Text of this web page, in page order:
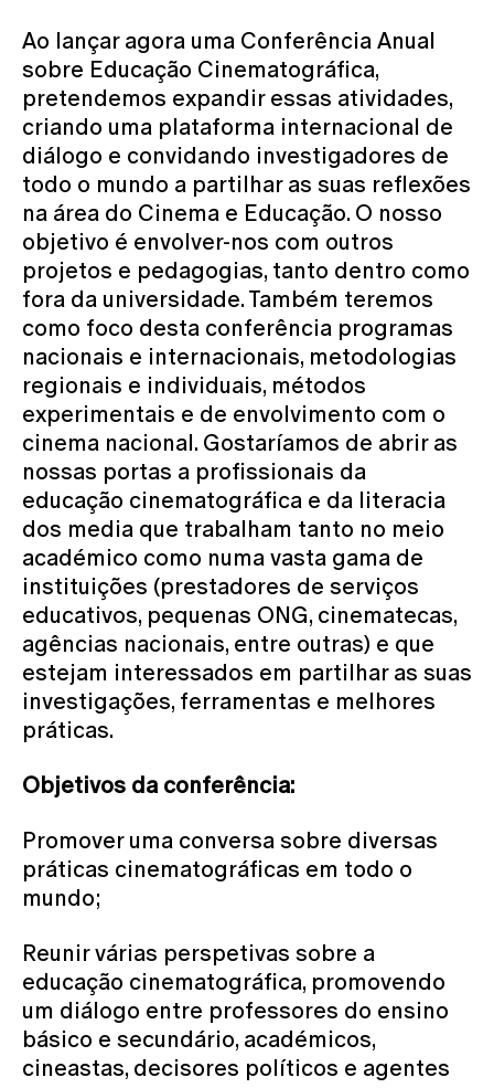
Ao lançar agora uma Conferência Anual
sobre Educação Cinematográfica,
pretendemos expandir essas atividades,
criando uma plataforma internacional de
diálogo e convidando investigadores de
todo o mundo a partilhar as suas reflexões
na área do Cinema e Educação. O nosso
objetivo é envolver-nos com outros
projetos e pedagogias, tanto dentro como
fora da universidade. Também teremos
como foco desta conferência programas
nacionais e internacionais, metodologias
regionais e individuais, métodos
experimentais e de envolvimento com o
cinema nacional. Gostaríamos de abrir as
nossas portas a profissionais da
educação cinematográfica e da literacia
dos media que trabalham tanto no meio
académico como numa vasta gama de
instituições (prestadores de serviços
educativos, pequenas ONG, cinematecas,
agências nacionais, entre outras) e que
estejam interessados em partilhar as suas
investigações, ferramentas e melhores
práticas.
Objetivos da conferência:
Promover uma conversa sobre diversas
práticas cinematográficas em todo o
mundo;
Reunir várias perspetivas sobre a
educação cinematográfica, promovendo
um diálogo entre professores do ensino
básico e secundário, académicos,
cineastas, decisores políticos e agentes